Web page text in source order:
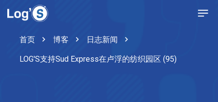
首页 博客 日志新闻
LOG'S支持Sud Express在卢浮的纺织园区 (95)